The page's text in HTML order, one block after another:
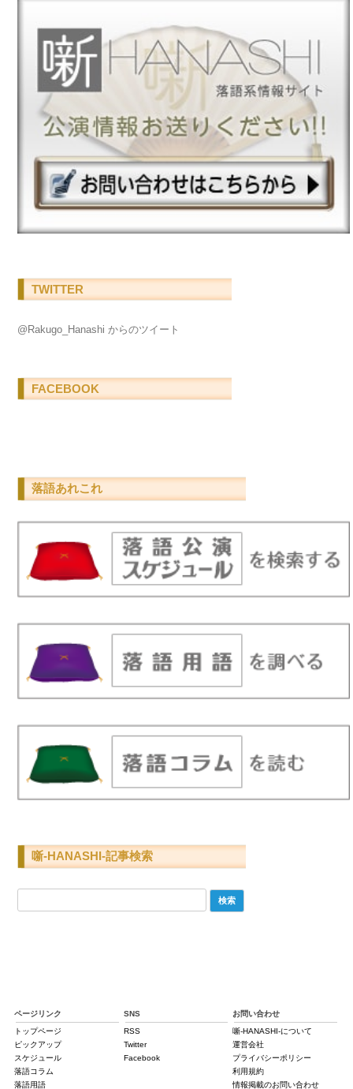
TWITTER
@Rakugo_Hanashi からのツイート
FACEBOOK
落語あれこれ
噺-HANASHI-記事検索
ページリンク
トップページ
ピックアップ
スケジュール
落語コラム
落語用語
SNS
RSS
Twitter
Facebook
お問い合わせ
噺-HANASHI-について
運営会社
プライバシーポリシー
利用規約
情報掲載のお問い合わせ